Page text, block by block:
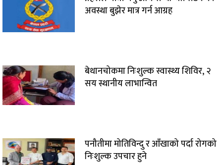
अवस्था बुझेर मात्र गर्न आग्रह
बेथानचोकमा निःशुल्क स्वास्थ्य शिविर, २
सय स्थानीय लाभान्वित
पनौतीमा मोतिविन्दु र आँखाको पर्दा रोगको
निःशुल्क उपचार हुने